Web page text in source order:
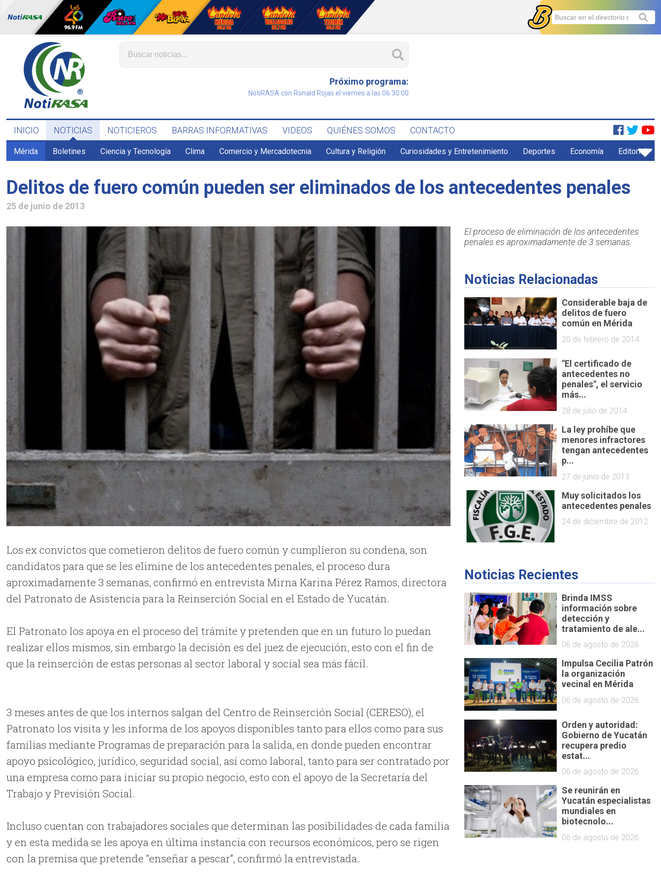
Próximo programa:
NotiRASA con Ronald Rojas el viernes a las 06:30:00
INICIO NOTICIAS NOTICIEROS BARRAS INFORMATIVAS VIDEOS QUIÉNES SOMOS CONTACTO
Mérida Boletines Ciencia y Tecnología Clima Comercio y Mercadotecnia Cultura y Religión Curiosidades y Entretenimiento Deportes Economía Editorial
Delitos de fuero común pueden ser eliminados de los antecedentes penales
25 de junio de 2013
Los ex convictos que cometieron delitos de fuero común y cumplieron su condena, son
candidatos para que se les elimine de los antecedentes penales, el proceso dura
aproximadamente 3 semanas, confirmó en entrevista Mirna Karina Pérez Ramos, directora
del Patronato de Asistencia para la Reinserción Social en el Estado de Yucatán.
El Patronato los apoya en el proceso del trámite y pretenden que en un futuro lo puedan
realizar ellos mismos, sin embargo la decisión es del juez de ejecución, esto con el fin de
que la reinserción de estas personas al sector laboral y social sea más fácil.
3 meses antes de que los internos salgan del Centro de Reinserción Social (CERESO), el
Patronato los visita y les informa de los apoyos disponibles tanto para ellos como para sus
familias mediante Programas de preparación para la salida, en donde pueden encontrar
apoyo psicológico, jurídico, seguridad social, así como laboral, tanto para ser contratado por
una empresa como para iniciar su propio negocio, esto con el apoyo de la Secretaría del
Trabajo y Previsión Social.
Incluso cuentan con trabajadores sociales que determinan las posibilidades de cada familia
y en esta medida se les apoya en última instancia con recursos económicos, pero se rigen
con la premisa que pretende “enseñar a pescar”, confirmó la entrevistada.
El proceso de eliminación de los antecedentes
penales es aproximadamente de 3 semanas.
Noticias Relacionadas
Considerable baja de
delitos de fuero
común en Mérida
20 de febrero de 2014
"El certificado de
antecedentes no
penales", el servicio
más...
28 de julio de 2014
La ley prohíbe que
menores infractores
tengan antecedentes
p...
27 de junio de 2013
Muy solicitados los
antecedentes penales
24 de diciembre de 2012
Noticias Recientes
Brinda IMSS
información sobre
detección y
tratamiento de ale...
06 de agosto de 2026
Impulsa Cecilia Patrón
la organización
vecinal en Mérida
06 de agosto de 2026
Orden y autoridad:
Gobierno de Yucatán
recupera predio
estat...
06 de agosto de 2026
Se reunirán en
Yucatán especialistas
mundiales en
biotecnolo...
06 de agosto de 2026